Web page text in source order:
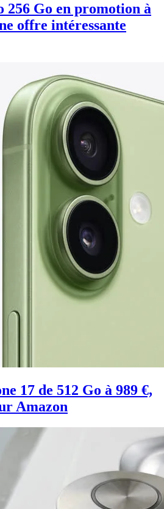
256 Go en promotion à
offre intéressante
17 de 512 Go à 989 €,
Amazon